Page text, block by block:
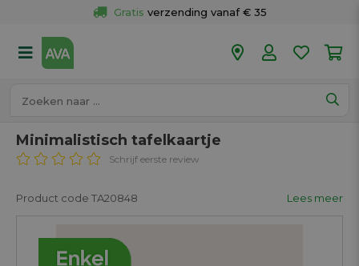
Gratis verzending vanaf € 35
50 winkels
Minimalistisch tafelkaartje
Schrijf eerste review
Product code TA20848 Lees meer